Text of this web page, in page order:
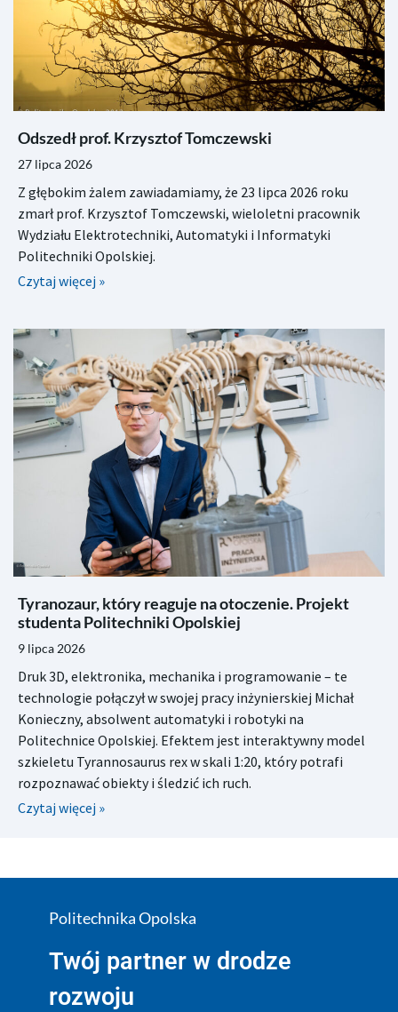
Odszedł prof. Krzysztof Tomczewski
27 lipca 2026
Z głębokim żalem zawiadamiamy, że 23 lipca 2026 roku
zmarł prof. Krzysztof Tomczewski, wieloletni pracownik
Wydziału Elektrotechniki, Automatyki i Informatyki
Politechniki Opolskiej.
Czytaj więcej »
Tyranozaur, który reaguje na otoczenie. Projekt
studenta Politechniki Opolskiej
9 lipca 2026
Druk 3D, elektronika, mechanika i programowanie – te
technologie połączył w swojej pracy inżynierskiej Michał
Konieczny, absolwent automatyki i robotyki na
Politechnice Opolskiej. Efektem jest interaktywny model
szkieletu Tyrannosaurus rex w skali 1:20, który potrafi
rozpoznawać obiekty i śledzić ich ruch.
Czytaj więcej »
Politechnika Opolska
Twój partner w drodze
rozwoju